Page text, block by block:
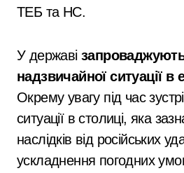
ТЕБ та НС.
У державі
надзвичайної ситуації в
Окрему увагу під час
ситуації в столиці, яка
наслідків від російських
ускладнення погодних